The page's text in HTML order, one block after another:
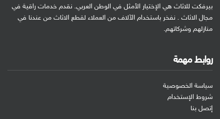
بيرفكت للاثاث هي الإختيار الأمثل في الوطن العربي. نقدم خدمات راقية في
مجال الاثاث . نفخر باستخدام الآلاف من العملاء لقطع الاثاث من عندنا في
منازلهم وشركاتهم.
روابط مهمة
سياسة الخصوصية
شروط الإستخدام
إتصل بنا